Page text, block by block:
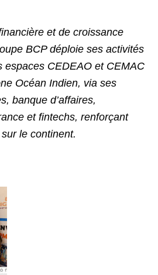
et de croissance
BCP déploie ses activités
espaces CEDEAO et CEMAC
Océan Indien, via ses
banque d’affaires,
et fintechs, renforçant
sur le continent.